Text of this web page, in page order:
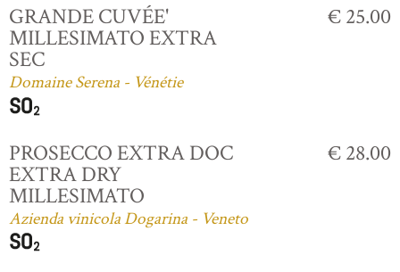
GRANDE CUVÉE'
MILLESIMATO EXTRA
SEC
Domaine Serena - Vénétie
€ 25.00
PROSECCO EXTRA DOC
EXTRA DRY
MILLESIMATO
Azienda vinicola Dogarina - Veneto
€ 28.00